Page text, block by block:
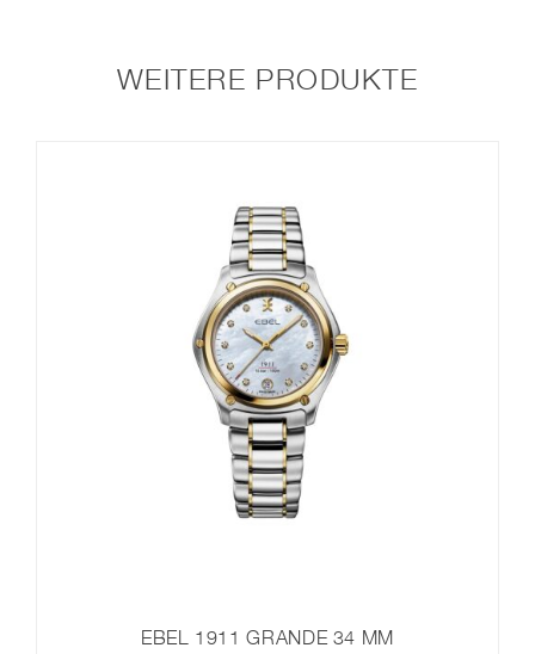
WEITERE PRODUKTE
EBEL 1911 GRANDE 34 MM